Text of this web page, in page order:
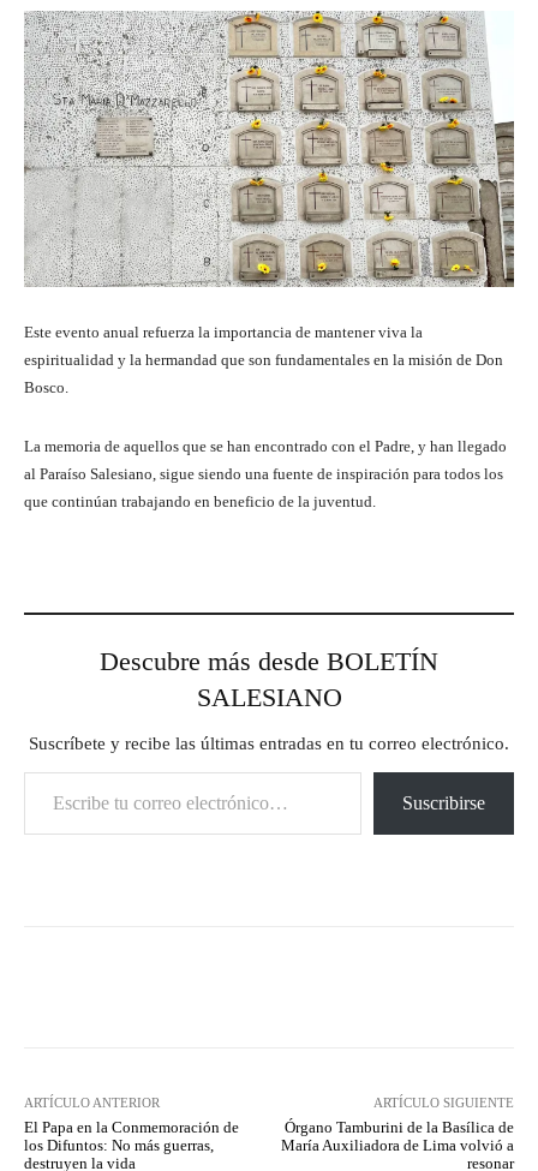
Este evento anual refuerza la importancia de mantener viva la
espiritualidad y la hermandad que son fundamentales en la misión de Don
Bosco.
La memoria de aquellos que se han encontrado con el Padre, y han llegado
al Paraíso Salesiano, sigue siendo una fuente de inspiración para todos los
que continúan trabajando en beneficio de la juventud.
Descubre más desde BOLETÍN
SALESIANO
Suscríbete y recibe las últimas entradas en tu correo electrónico.
Escribe tu correo electrónico…
Suscribirse
ARTÍCULO ANTERIOR
El Papa en la Conmemoración de
los Difuntos: No más guerras,
destruyen la vida
ARTÍCULO SIGUIENTE
Órgano Tamburini de la Basílica de
María Auxiliadora de Lima volvió a
resonar